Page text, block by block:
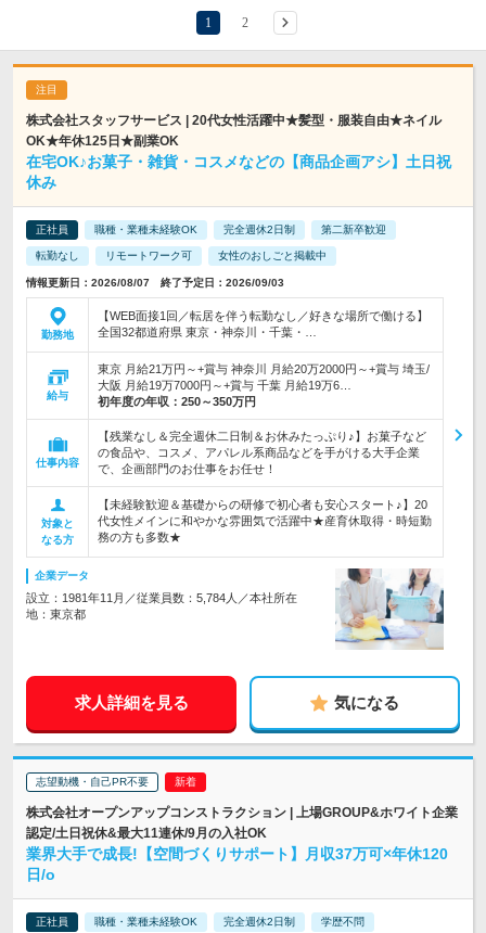
1 2
株式会社スタッフサービス | 20代女性活躍中★髪型・服装自由★ネイル
OK★年休125日★副業OK
在宅OK♪お菓子・雑貨・コスメなどの【商品企画アシ】土日祝
休み
正社員 職種・業種未経験OK 完全週休2日制 第二新卒歓迎
転勤なし リモートワーク可 女性のおしごと掲載中
情報更新日：2026/08/07 終了予定日：2026/09/03
勤務地
【WEB面接1回／転居を伴う転勤なし／好きな場所で働ける】
全国32都道府県 東京・神奈川・千葉・…
給与
東京 月給21万円～+賞与 神奈川 月給20万2000円～+賞与 埼玉/
大阪 月給19万7000円～+賞与 千葉 月給19万6…
初年度の年収： 250～350万円
仕事内容
【残業なし＆完全週休二日制＆お休みたっぷり♪】お菓子など
の食品や、コスメ、アパレル系商品などを手がける大手企業
で、企画部門のお仕事をお任せ！
対象と
なる方
【未経験歓迎＆基礎からの研修で初心者も安心スタート♪】20
代女性メインに和やかな雰囲気で活躍中★産育休取得・時短勤
務の方も多数★
企業データ
設立：1981年11月／従業員数：5,784人／本社所在
地：東京都
求人詳細を見る 気になる
志望動機・自己PR不要
株式会社オープンアップコンストラクション | 上場GROUP&ホワイト企業
認定/土日祝休&最大11連休/9月の入社OK
業界大手で成長!【空間づくりサポート】月収37万可×年休120
日/o
正社員 職種・業種未経験OK 完全週休2日制 学歴不問